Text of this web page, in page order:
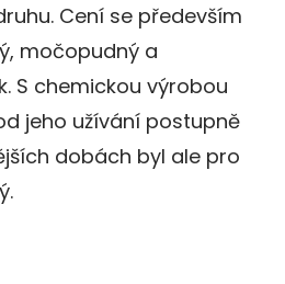
Cení se především
močopudný a
S chemickou výrobou
jeho užívání postupně
dobách byl ale pro